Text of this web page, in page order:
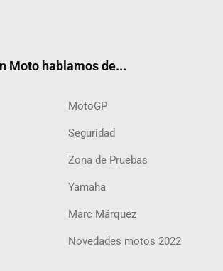
Moto hablamos de...
MotoGP
Seguridad
Zona de Pruebas
Yamaha
Marc Márquez
Novedades motos 2022